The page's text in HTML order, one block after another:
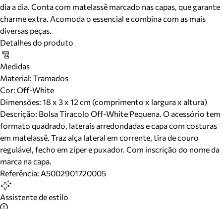
dia a dia. Conta com matelassê marcado nas capas, que garante
charme extra. Acomoda o essencial e combina com as mais
diversas peças.
Detalhes do produto
Medidas
Material: Tramados
Cor: Off-White
Dimensões: 18 x 3 x 12 cm (comprimento x largura x altura)
Descrição: Bolsa Tiracolo Off-White Pequena. O acessório tem
formato quadrado, laterais arredondadas e capa com costuras
em matelassê. Traz alça lateral em corrente, tira de couro
regulável, fecho em zíper e puxador. Com inscrição do nome da
marca na capa.
Referência: A5002901720005
Assistente de estilo